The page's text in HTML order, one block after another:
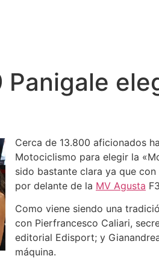
Panigale
Cerca de 13.800 aficionados
Motociclismo para elegir la
sido bastante clara ya que
por delante de la MV Agusta
Como viene siendo una
con Pierfrancesco Caliari,
editorial Edisport; y
máquina.